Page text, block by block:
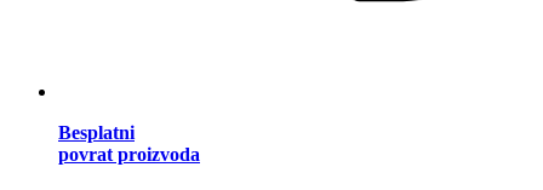
Besplatni
povrat proizvoda